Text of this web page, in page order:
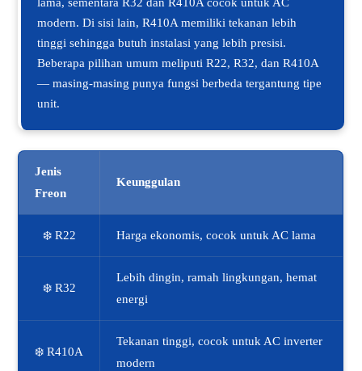
modern. Di sisi lain, R410A memiliki tekanan lebih
tinggi sehingga butuh instalasi yang lebih presisi.
Beberapa pilihan umum meliputi R22, R32, dan R410A
— masing-masing punya fungsi berbeda tergantung tipe
unit.
Jenis
Freon
Keunggulan
❄️ R22 Harga ekonomis, cocok untuk AC lama
❄️ R32
Lebih dingin, ramah lingkungan, hemat
energi
❄️ R410A
Tekanan tinggi, cocok untuk AC inverter
modern